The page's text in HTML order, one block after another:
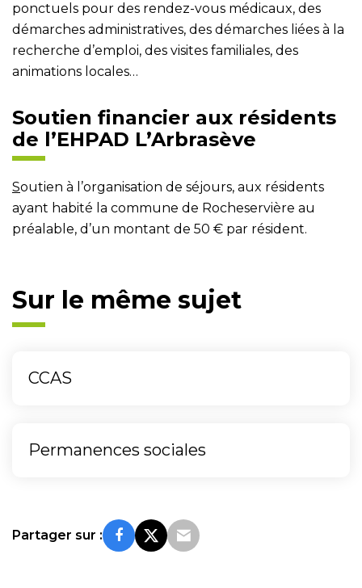
ponctuels pour des rendez-vous médicaux, des
démarches administratives, des démarches liées à la
recherche d’emploi, des visites familiales, des
animations locales…
Soutien financier aux résidents
de l’EHPAD L’Arbrasève
Soutien à l’organisation de séjours, aux résidents
ayant habité la commune de Rocheservière au
préalable, d’un montant de 50 € par résident.
Sur le même sujet
CCAS
Permanences sociales
Partager sur :